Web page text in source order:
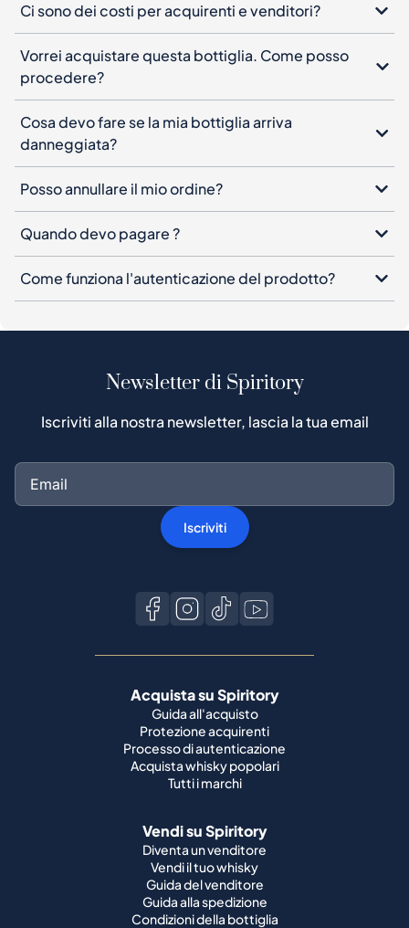
Ci sono dei costi per acquirenti e venditori?
Vorrei acquistare questa bottiglia. Come posso
procedere?
Cosa devo fare se la mia bottiglia arriva
danneggiata?
Posso annullare il mio ordine?
Quando devo pagare ?
Come funziona l'autenticazione del prodotto?
Newsletter di Spiritory
Iscriviti alla nostra newsletter, lascia la tua email
Iscriviti
Acquista su Spiritory
Guida all'acquisto
Protezione acquirenti
Processo di autenticazione
Acquista whisky popolari
Tutti i marchi
Vendi su Spiritory
Diventa un venditore
Vendi il tuo whisky
Guida del venditore
Guida alla spedizione
Condizioni della bottiglia